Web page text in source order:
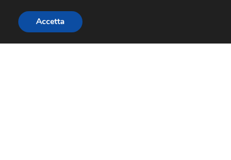
EVENTI E FIERE
Accetta